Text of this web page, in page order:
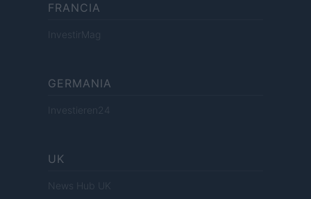
FRANCIA
InvestirMag
GERMANIA
Investieren24
UK
News Hub UK